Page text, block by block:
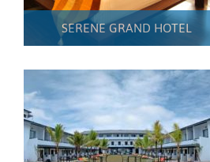
SERENE GRAND HOTEL